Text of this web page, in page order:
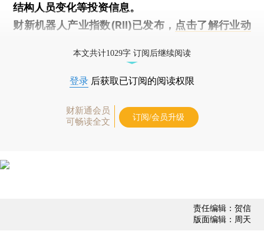
结构人员变化等投资信息。
财新机器人产业指数(RII)已发布， 点击了解行业动
本文共计1029字 订阅后继续阅读
登录 后获取已订阅的阅读权限
财新通会员
可畅读全文
订阅/会员升级
责任编辑：贺信
版面编辑：周天